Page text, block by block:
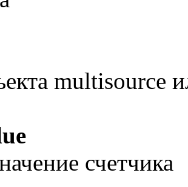
multisource
счетчика